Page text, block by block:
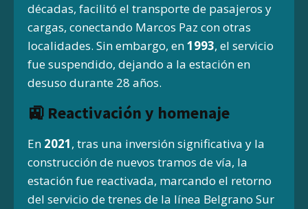
décadas, facilitó el transporte de pasajeros y
cargas, conectando Marcos Paz con otras
localidades. Sin embargo, en1993, el servicio
fue suspendido, dejando a la estación en
desuso durante 28 años.
🚉 Reactivación y homenaje
En 2021, tras una inversión significativa y la
construcción de nuevos tramos de vía, la
estación fue reactivada, marcando el retorno
del servicio de trenes de la línea Belgrano Sur